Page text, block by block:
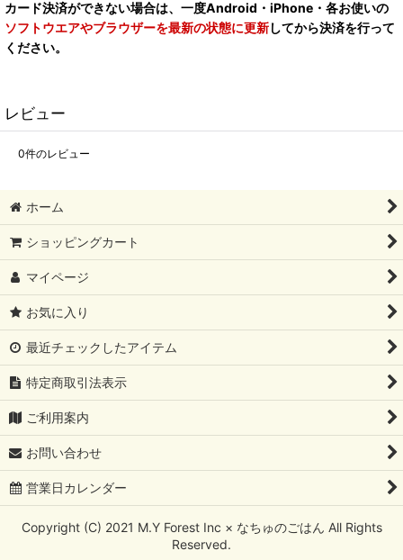
カード決済ができない場合は、一度Android・iPhone・各お使いの
ソフトウエアやブラウザーを最新の状態に更新してから決済を行って
ください。
レビュー
0件のレビュー
ホーム
ショッピングカート
マイページ
お気に入り
最近チェックしたアイテム
特定商取引法表示
ご利用案内
お問い合わせ
営業日カレンダー
Copyright (C) 2021 M.Y Forest Inc × なちゅのごはん All Rights
Reserved.